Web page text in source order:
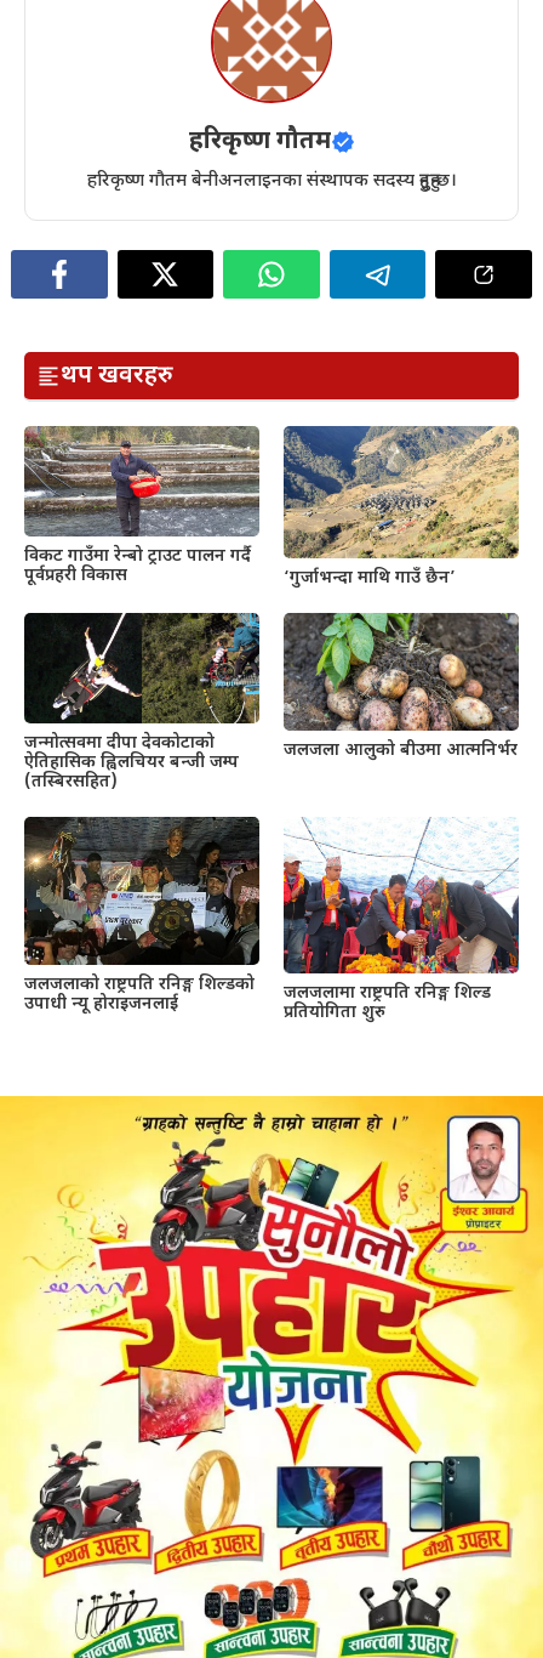
हरिकृष्ण गौतम
हरिकृष्ण गौतम बेनीअनलाइनका संस्थापक सदस्य हुनुहुन्छ।
थप खवरहरु
विकट गाउँमा रेन्बो ट्राउट पालन गर्दै
पूर्वप्रहरी विकास
‘गुर्जाभन्दा माथि गाउँ छैन’
जन्मोत्सवमा दीपा देवकोटाको
ऐतिहासिक ह्विलचियर बन्जी जम्प
(तस्बिरसहित)
जलजला आलुको बीउमा आत्मनिर्भर
जलजलाको राष्ट्रपति रनिङ्ग शिल्डको
उपाधी न्यू होराइजनलाई
जलजलामा राष्ट्रपति रनिङ्ग शिल्ड
प्रतियोगिता शुरु